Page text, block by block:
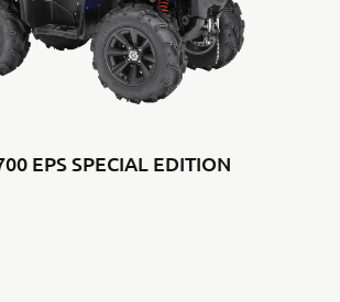
EPS SPECIAL EDITION